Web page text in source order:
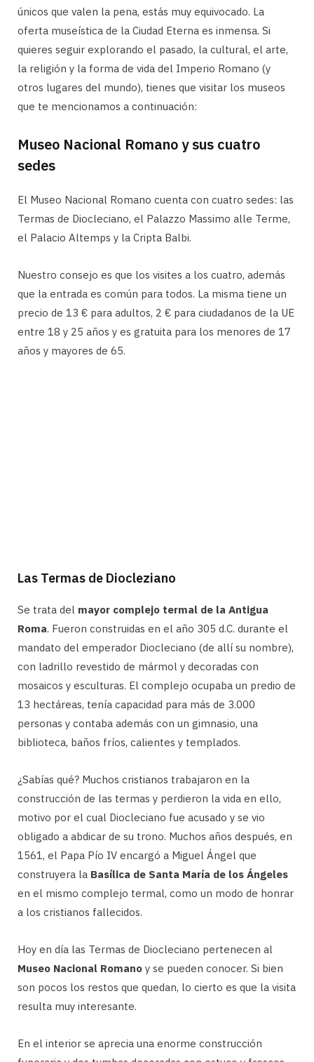
únicos que valen la pena, estás muy equivocado. La
oferta museística de la Ciudad Eterna es inmensa. Si
quieres seguir explorando el pasado, la cultural, el arte,
la religión y la forma de vida del Imperio Romano (y
otros lugares del mundo), tienes que visitar los museos
que te mencionamos a continuación:
Museo Nacional Romano y sus cuatro
sedes
El Museo Nacional Romano cuenta con cuatro sedes: las
Termas de Diocleciano, el Palazzo Massimo alle Terme,
el Palacio Altemps y la Cripta Balbi.
Nuestro consejo es que los visites a los cuatro, además
que la entrada es común para todos. La misma tiene un
precio de 13 € para adultos, 2 € para ciudadanos de la UE
entre 18 y 25 años y es gratuita para los menores de 17
años y mayores de 65.
Las Termas de Diocleziano
Se trata del mayor complejo termal de la Antigua
Roma. Fueron construidas en el año 305 d.C. durante el
mandato del emperador Diocleciano (de allí su nombre),
con ladrillo revestido de mármol y decoradas con
mosaicos y esculturas. El complejo ocupaba un predio de
13 hectáreas, tenía capacidad para más de 3.000
personas y contaba además con un gimnasio, una
biblioteca, baños fríos, calientes y templados.
¿Sabías qué? Muchos cristianos trabajaron en la
construcción de las termas y perdieron la vida en ello,
motivo por el cual Diocleciano fue acusado y se vio
obligado a abdicar de su trono. Muchos años después, en
1561, el Papa Pío IV encargó a Miguel Ángel que
construyera la Basílica de Santa María de los Ángeles
en el mismo complejo termal, como un modo de honrar
a los cristianos fallecidos.
Hoy en día las Termas de Diocleciano pertenecen al
Museo Nacional Romano y se pueden conocer. Si bien
son pocos los restos que quedan, lo cierto es que la visita
resulta muy interesante.
En el interior se aprecia una enorme construcción